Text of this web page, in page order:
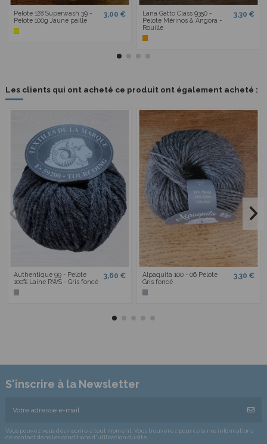
Pelote 128 Superwash 39 -
Pelote 100g Jaune paille
3,00 €
Lana Gatto Class 9350 -
Pelote Mérinos & Angora -
Rouille
3,30 €
Les clients qui ont acheté ce produit ont également acheté :
Authentique 99 - Pelote
100% Laine RWS - Gris foncé
3,60 €
Alpaquita 100 - 06 Pelote
Gris foncé
3,30 €
S'inscrire à la Newsletter
Vous pouvez vous désinscrire à tout moment. Vous trouverez pour cela nos informations
de contact dans les conditions d'utilisation du site.